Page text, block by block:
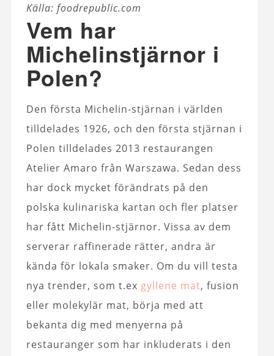
Källa: foodrepublic.com
Vem har
Michelinstjärnor i
Polen?
Den första Michelin-stjärnan i världen
tilldelades 1926, och den första stjärnan i
Polen tilldelades 2013 restaurangen
Atelier Amaro från Warszawa. Sedan dess
har dock mycket förändrats på den
polska kulinariska kartan och fler platser
har fått Michelin-stjärnor. Vissa av dem
serverar raffinerade rätter, andra är
kända för lokala smaker. Om du vill testa
nya trender, som t.ex gyllene mat, fusion
eller molekylär mat, börja med att
bekanta dig med menyerna på
restauranger som har inkluderats i den